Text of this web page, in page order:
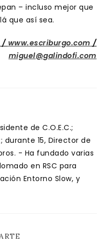
– incluso mejor que
que así sea.
/www.escriburgo.com /
miguel@galindofi.com
de C.O.E.C.;
durante 15, Director de
- Ha fundado varias
en RSC para
Entorno Slow, y